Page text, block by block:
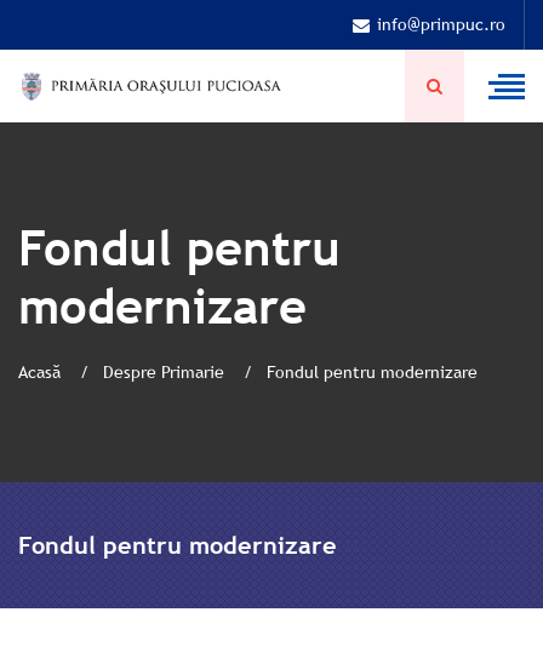
info@primpuc.ro
Fondul pentru
modernizare
Acasă Despre Primarie Fondul pentru modernizare
Fondul pentru modernizare